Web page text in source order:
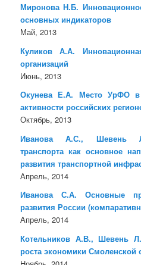
Миронова Н.Б.
основных индикаторов
Май, 2013
Куликов А.А.
организаций
Июнь, 2013
Окунева Е.А. Место УрФО в
активности российских
Октябрь, 2013
Иванова А.С., Шевень
транспорта как основное
развития транспортной
Апрель, 2014
Иванова С.А. Основные
развития России
Апрель, 2014
Котельников А.В., Шевень
роста экономики Смоленской